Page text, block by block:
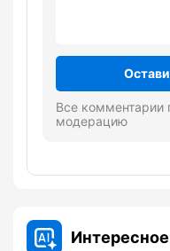
Все комментарии
модерацию